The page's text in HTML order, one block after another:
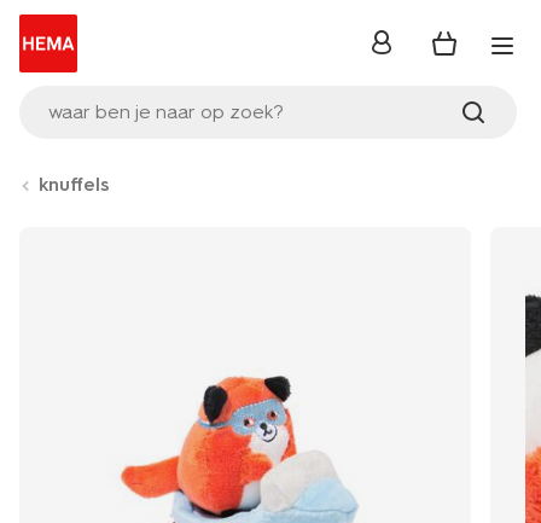
waar ben je naar op zoek?
inloggen
knuffels